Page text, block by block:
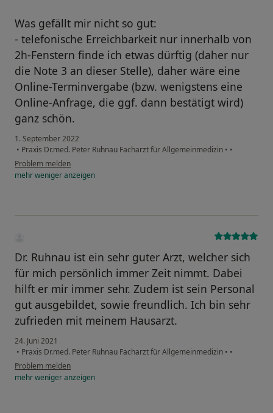
Was gefällt mir nicht so gut:
- telefonische Erreichbarkeit nur innerhalb von
2h-Fenstern finde ich etwas dürftig (daher nur
die Note 3 an dieser Stelle), daher wäre eine
Online-Terminvergabe (bzw. wenigstens eine
Online-Anfrage, die ggf. dann bestätigt wird)
ganz schön.
1. September 2022
• Praxis Dr.med. Peter Ruhnau Facharzt für Allgemeinmedizin • •
Problem melden
mehrwenigeranzeigen
Dr. Ruhnau ist ein sehr guter Arzt, welcher sich
für mich persönlich immer Zeit nimmt. Dabei
hilft er mir immer sehr. Zudem ist sein Personal
gut ausgebildet, sowie freundlich. Ich bin sehr
zufrieden mit meinem Hausarzt.
24. Juni 2021
• Praxis Dr.med. Peter Ruhnau Facharzt für Allgemeinmedizin • •
Problem melden
mehrwenigeranzeigen